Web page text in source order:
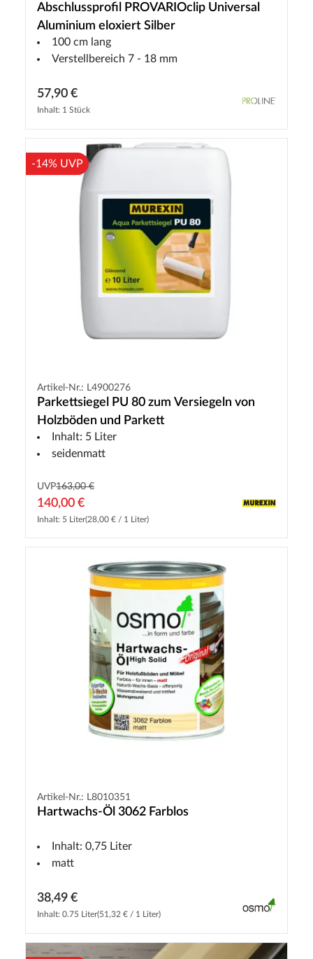
Abschlussprofil PROVARIOclip Universal
Aluminium eloxiert Silber
100 cm lang
Verstellbereich 7 - 18 mm
57,90 €
Inhalt: 1 Stück
-14% UVP
Artikel-Nr.: L4900276
Parkettsiegel PU 80 zum Versiegeln von
Holzböden und Parkett
Inhalt: 5 Liter
seidenmatt
UVP163,00 €
140,00 €
Inhalt: 5 Liter(28,00 € / 1 Liter)
Artikel-Nr.: L8010351
Hartwachs-Öl 3062 Farblos
Inhalt: 0,75 Liter
matt
38,49 €
Inhalt: 0.75 Liter(51,32 € / 1 Liter)